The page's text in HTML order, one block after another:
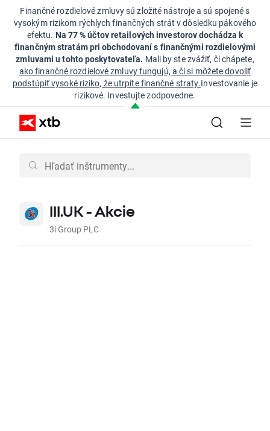
Finančné rozdielové zmluvy sú zložité nástroje a sú spojené s
vysokým rizikom rýchlych finančných strát v dôsledku pákového
efektu. Na 77 % účtov retailových investorov dochádza k
finančným stratám pri obchodovaní s finančnými rozdielovými
zmluvami u tohto poskytovateľa. Mali by ste zvážiť, či chápete,
ako finančné rozdielové zmluvy fungujú, a či si môžete dovoliť
podstúpiť vysoké riziko, že utrpíte finančné straty.Investovanie je
rizikové. Investujte zodpovedne.
III.UK - Akcie
3i Group PLC